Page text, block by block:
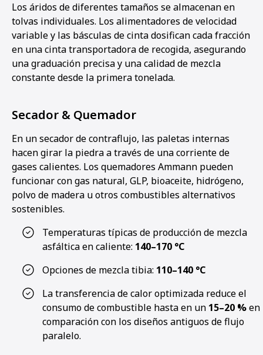
Los áridos de diferentes tamaños se almacenan en
tolvas individuales. Los alimentadores de velocidad
variable y las básculas de cinta dosifican cada fracción
en una cinta transportadora de recogida, asegurando
una graduación precisa y una calidad de mezcla
constante desde la primera tonelada.
Secador & Quemador
En un secador de contraflujo, las paletas internas
hacen girar la piedra a través de una corriente de
gases calientes. Los quemadores Ammann pueden
funcionar con gas natural, GLP, bioaceite, hidrógeno,
polvo de madera u otros combustibles alternativos
sostenibles.
Temperaturas típicas de producción de mezcla
asfáltica en caliente: 140–170 °C
Opciones de mezcla tibia: 110–140 °C
La transferencia de calor optimizada reduce el
consumo de combustible hasta en un 15–20 %en
comparación con los diseños antiguos de flujo
paralelo.